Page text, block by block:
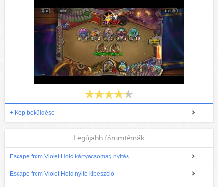
+ Kép beküldése
Legújabb fórumtémák
Escape from Violet Hold kártyacsomag nyitás
Escape from Violet Hold nyitó kibeszélő